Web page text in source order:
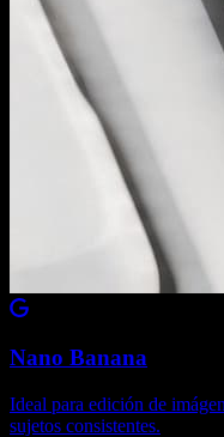
Nano Banana
Ideal para edición de
sujetos consistentes.